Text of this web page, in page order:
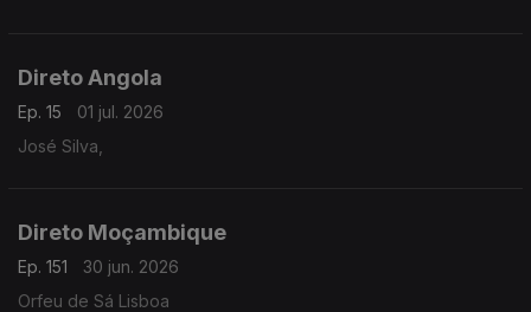
Direto Angola
Ep. 15
01 jul. 2026
José Silva,
Direto Moçambique
Ep. 151
30 jun. 2026
Orfeu de Sá Lisboa